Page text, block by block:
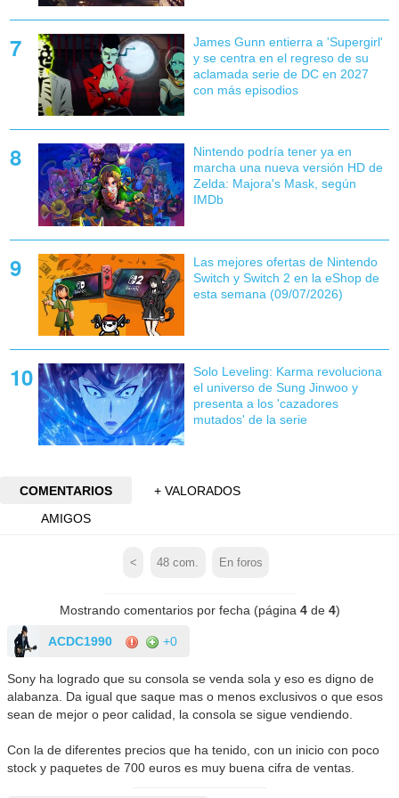
James Gunn entierra a 'Supergirl'
y se centra en el regreso de su
aclamada serie de DC en 2027
con más episodios
Nintendo podría tener ya en
marcha una nueva versión HD de
Zelda: Majora's Mask, según
IMDb
Las mejores ofertas de Nintendo
Switch y Switch 2 en la eShop de
esta semana (09/07/2026)
Solo Leveling: Karma revoluciona
el universo de Sung Jinwoo y
presenta a los 'cazadores
mutados' de la serie
COMENTARIOS
+ VALORADOS
AMIGOS
< 48 com. En foros
Mostrando comentarios por fecha (página 4de 4)
ACDC1990 +0
Sony ha logrado que su consola se venda sola y eso es digno de
alabanza. Da igual que saque mas o menos exclusivos o que esos
sean de mejor o peor calidad, la consola se sigue vendiendo.
Con la de diferentes precios que ha tenido, con un inicio con poco
stock y paquetes de 700 euros es muy buena cifra de ventas.